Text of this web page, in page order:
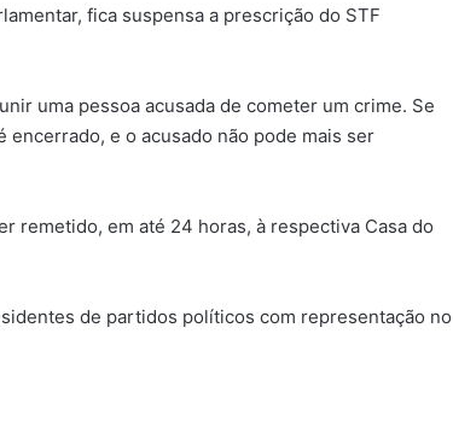
fica suspensa a prescrição do STF
uma pessoa acusada de cometer um crime. Se
e o acusado não pode mais ser
remetido, em até 24 horas, à respectiva Casa do
de partidos políticos com representação no